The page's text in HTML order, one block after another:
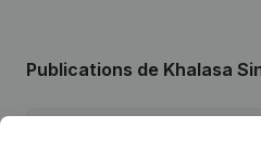
Publications de Khalasa